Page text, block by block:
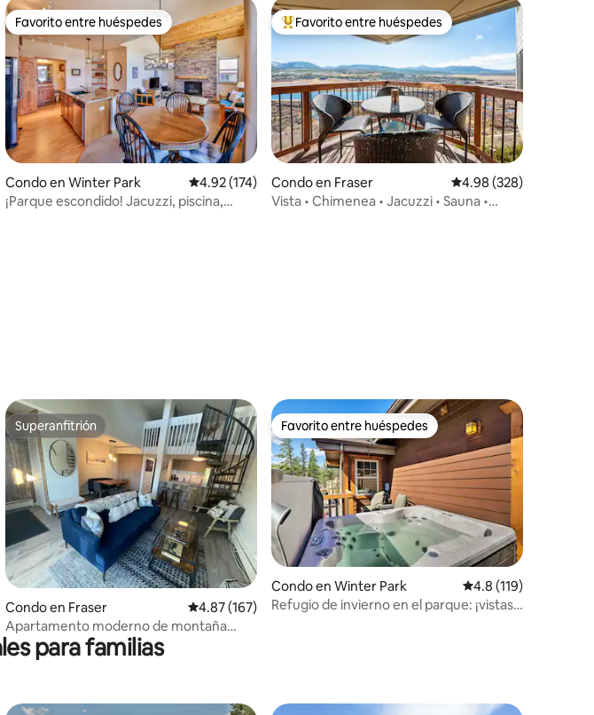
4.98 de 5, 171 reseñas
Favorito entre huéspedes
Favorito entre huéspedes
Condo en Winter Park Calificación promedio: 4.92 de 5, 174 reseñas
4.92 (174)
¡Parque escondido! Jacuzzi, piscina,
Favorito entre huéspedes preferido
Favorito entre huéspedes
Condo en Fraser Calificación promedio:
4.98 (328)
Vista • Chimenea • Jacuzzi • Sauna •
4.99 de 5, 128 reseñas
Superanfitrión
Superanfitrión
Condo en Fraser Calificación promedio: 4.87 de 5, 167 reseñas
4.87 (167)
Apartamento moderno de montaña
recién renovado
Favorito entre huéspedes
Favorito entre huéspedes
Condo en Winter Park Calificación
4.8 (119)
Refugio de invierno en el parque: ¡vistas a
para familias